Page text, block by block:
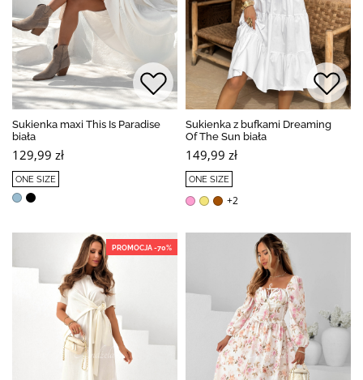
Sukienka maxi This Is Paradise
biała
129,99 zł
ONE SIZE
Sukienka z bufkami Dreaming
Of The Sun biała
149,99 zł
ONE SIZE
+2
PROMOCJA -70%